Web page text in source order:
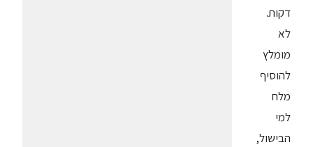
דקות.
לא
מומלץ
להוסיף
מלח
למי
הבישול,